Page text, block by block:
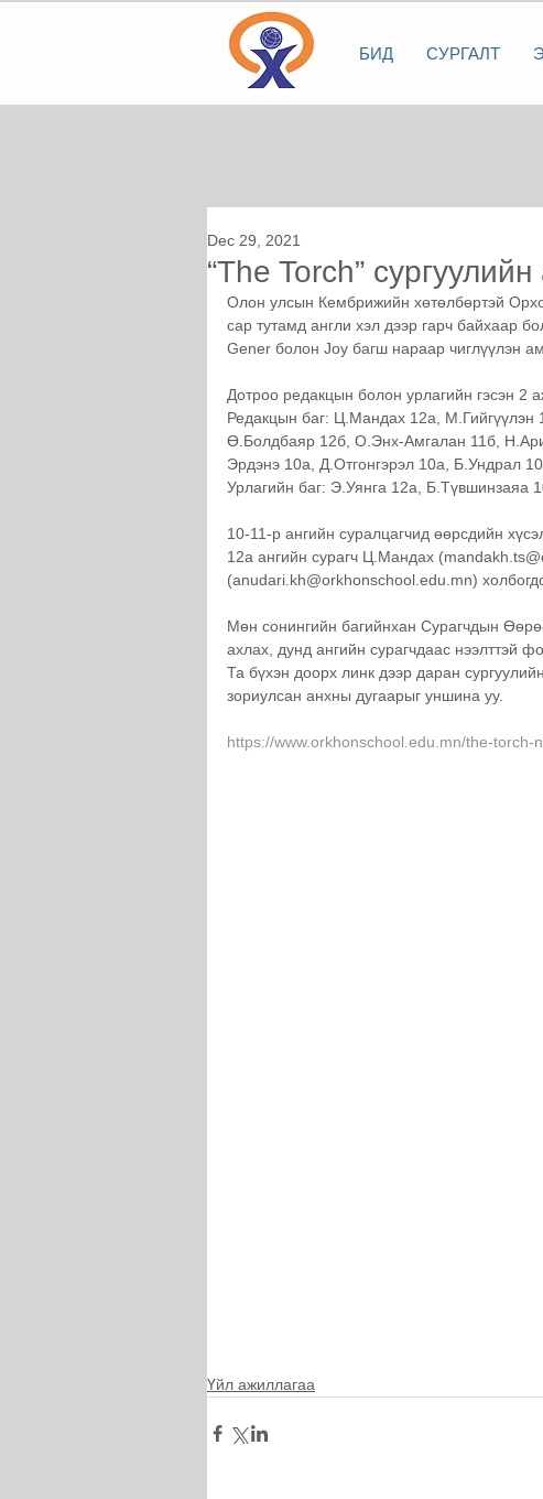
БИД СУРГАЛТ
“The Torch”
Dec 29, 2021
Олон улсын Кембрижийн хөтөлбөртэй
сар тутамд англи хэл дээр гарч байхаар
Gener болон Joy багш нараар чиглүүлэн
Дотроо редакцын болон урлагийн гэсэн 2
Редакцын баг: Ц.Мандах 12а,
Ө.Болдбаяр 12б, О.Энх-Амгалан 11б,
Эрдэнэ 10а, Д.Отгонгэрэл 10а, Б.Ундрал
Урлагийн баг: Э.Уянга 12а, Б.Түвшинзаяа
10-11-р ангийн суралцагчид өөрсдийн
12а ангийн сурагч Ц.Мандах
(anudari.kh@orkhonschool.edu.mn)
Мөн сонингийн багийнхан Сурагчдын
ахлах, дунд ангийн сурагчдаас нээлттэй
Та бүхэн доорх линк дээр даран
зориулсан анхны дугаарыг уншина уу.
https://www.orkhonschool.edu.mn/the-torch-
Үйл ажиллагаа